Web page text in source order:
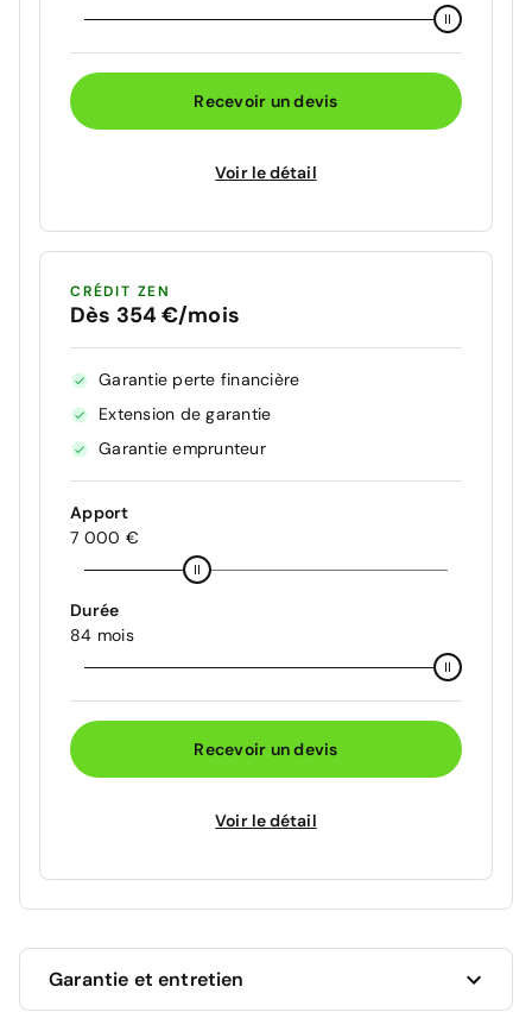
Recevoir un devis
Voir le détail
CRÉDIT ZEN
Dès 354 €/mois
Garantie perte financière
Extension de garantie
Garantie emprunteur
Apport
7 000 €
Durée
84 mois
Recevoir un devis
Voir le détail
Garantie et entretien